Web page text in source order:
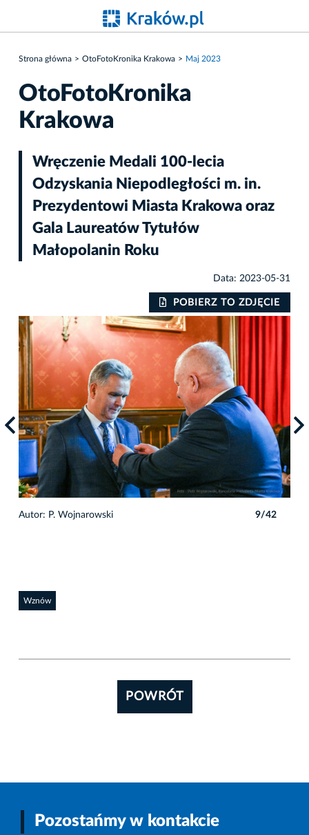
Strona główna OtoFotoKronika Krakowa Maj 2023
OtoFotoKronika
Krakowa
Wręczenie Medali 100-lecia
Odzyskania Niepodległości m. in.
Prezydentowi Miasta Krakowa oraz
Gala Laureatów Tytułów
Małopolanin Roku
Data: 2023-05-31
POBIERZ TO ZDJĘCIE
Autor: P. Wojnarowski 9/42
Wznów
POWRÓT
Pozostańmy w kontakcie